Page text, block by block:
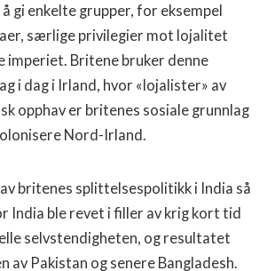
gi enkelte grupper, for eksempel
særlige privilegier mot lojalitet
imperiet. Britene bruker denne
i dag i Irland, hvor «lojalister» av
opphav er britenes sosiale grunnlag
Nord-Irland.
britenes splittelsespolitikk i India så
India ble revet i filler av krig kort tid
selvstendigheten, og resultatet
av Pakistan og senere Bangladesh.